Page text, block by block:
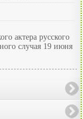
актера русского
случая 19 июня